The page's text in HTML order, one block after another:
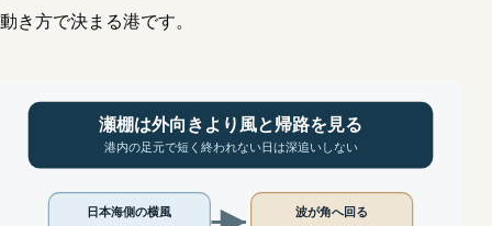
動き方で決まる港です。
瀬棚は外向きより風と帰路を見る
港内の足元で短く終われない日は深追いしない
日本海側の横風 波が角へ回る